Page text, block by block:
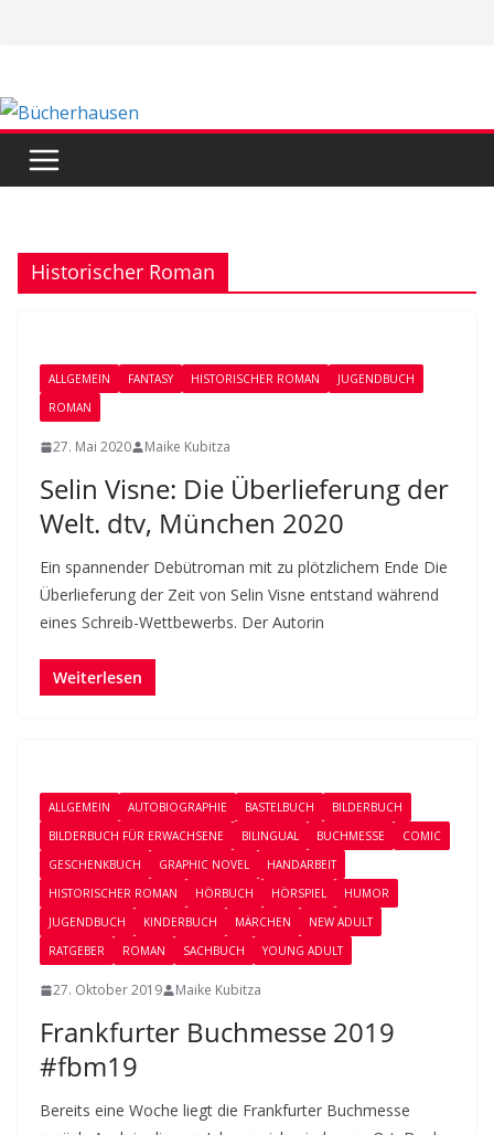
Historischer Roman
ALLGEMEIN FANTASY HISTORISCHER ROMAN
JUGENDBUCH
ROMAN
27. Mai 2020 Maike Kubitza
Selin Visne: Die Überlieferung der
Welt. dtv, München 2020
Ein spannender Debütroman mit zu plötzlichem Ende Die
Überlieferung der Zeit von Selin Visne entstand während
eines Schreib-Wettbewerbs. Der Autorin
Weiterlesen
ALLGEMEIN AUTOBIOGRAPHIE BASTELBUCH
BILDERBUCH
BILDERBUCH FÜR ERWACHSENE
BILINGUAL BUCHMESSE
COMIC
GESCHENKBUCH
GRAPHIC NOVEL
HANDARBEIT
HISTORISCHER ROMAN
HÖRBUCH HÖRSPIEL
HUMOR
JUGENDBUCH
KINDERBUCH MÄRCHEN
NEW ADULT
RATGEBER
ROMAN SACHBUCH YOUNG ADULT
27. Oktober 2019 Maike Kubitza
Frankfurter Buchmesse 2019
#fbm19
Bereits eine Woche liegt die Frankfurter Buchmesse